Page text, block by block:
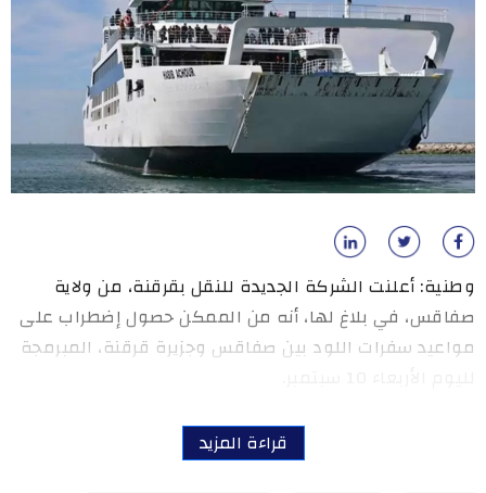
وطنية: أعلنت الشركة الجديدة للنقل بقرقنة، من ولاية
صفاقس، في بلاغ لها، أنه من الممكن حصول إضطراب على
مواعيد سفرات اللود بين صفاقس وجزيرة قرقنة، المبرمجة
قراءة المزيد